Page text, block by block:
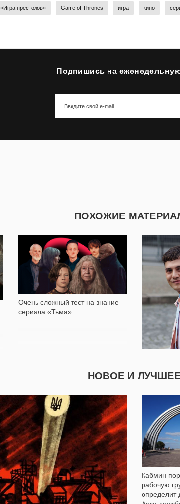
«Игра престолов» Game of Thrones игра кино
Подпишись на
ПОХОЖИЕ
Очень сложный тест на знание
сериала «Тьма»
22 312
Все
от
5 766
НОВОЕ И ЛУЧШЕЕ
Кабмин
рабочую
определит
9 789